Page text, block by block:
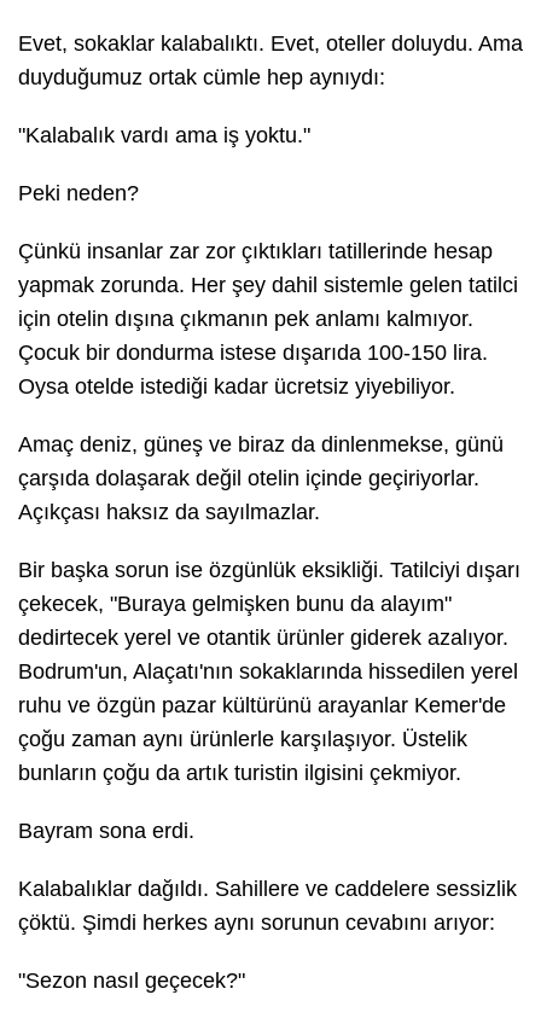
Evet, sokaklar kalabalıktı. Evet, oteller doluydu. Ama
duyduğumuz ortak cümle hep aynıydı:
"Kalabalık vardı ama iş yoktu."
Peki neden?
Çünkü insanlar zar zor çıktıkları tatillerinde hesap
yapmak zorunda. Her şey dahil sistemle gelen tatilci
için otelin dışına çıkmanın pek anlamı kalmıyor.
Çocuk bir dondurma istese dışarıda 100-150 lira.
Oysa otelde istediği kadar ücretsiz yiyebiliyor.
Amaç deniz, güneş ve biraz da dinlenmekse, günü
çarşıda dolaşarak değil otelin içinde geçiriyorlar.
Açıkçası haksız da sayılmazlar.
Bir başka sorun ise özgünlük eksikliği. Tatilciyi dışarı
çekecek, "Buraya gelmişken bunu da alayım"
dedirtecek yerel ve otantik ürünler giderek azalıyor.
Bodrum'un, Alaçatı'nın sokaklarında hissedilen yerel
ruhu ve özgün pazar kültürünü arayanlar Kemer'de
çoğu zaman aynı ürünlerle karşılaşıyor. Üstelik
bunların çoğu da artık turistin ilgisini çekmiyor.
Bayram sona erdi.
Kalabalıklar dağıldı. Sahillere ve caddelere sessizlik
çöktü. Şimdi herkes aynı sorunun cevabını arıyor:
"Sezon nasıl geçecek?"